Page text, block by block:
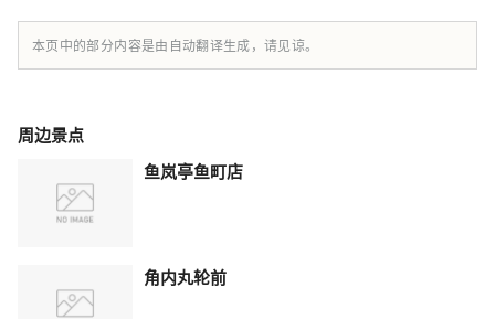
本页中的部分内容是由自动翻译生成，请见谅。
周边景点
鱼岚亭鱼町店
角内丸轮前